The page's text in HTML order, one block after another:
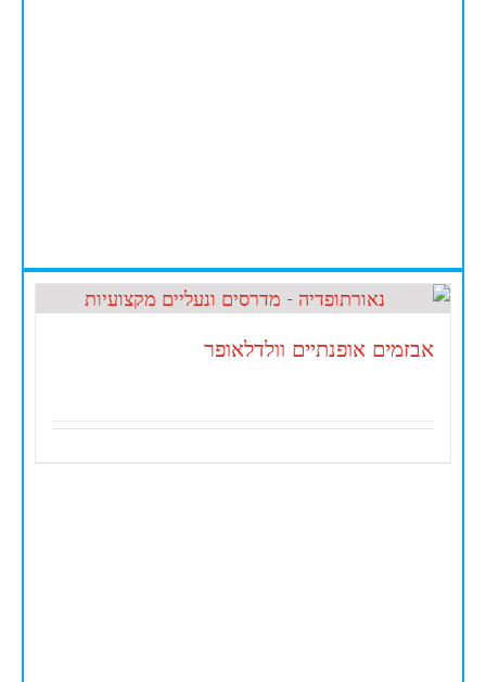
אבזמים אופנתיים וולדלאופר